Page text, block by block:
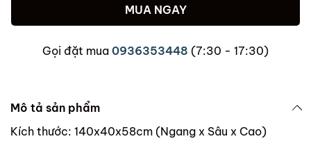
MUA NGAY
Gọi đặt mua 0936353448 (7:30 - 17:30)
Mô tả sản phẩm
Kích thước: 140x40x58cm (Ngang x Sâu x Cao)